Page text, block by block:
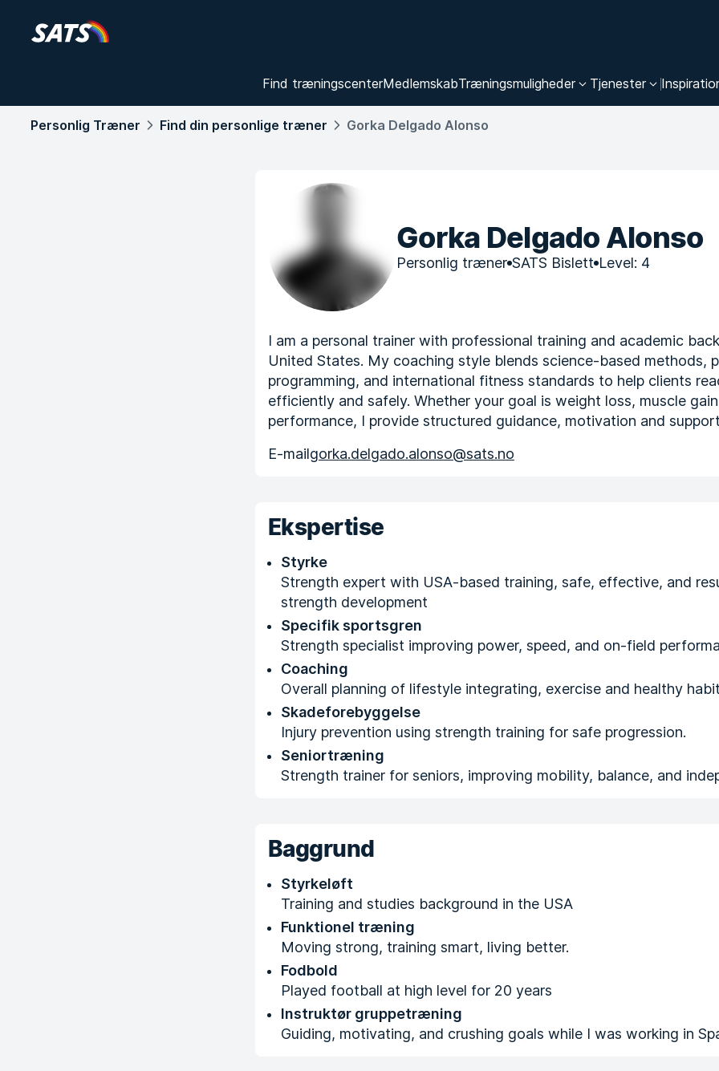
Find træningscenterMedlemskabTræningsmuligheder Tjenester
Personlig Træner Find din personlige træner Gorka Delgado Alonso
Gorka Delgado Alonso
Personlig træner SATS Bislett Level: 4
I am a personal trainer with professional training and academic
United States. My coaching style blends science-based methods,
programming, and international fitness standards to help clients
efficiently and safely. Whether your goal is weight loss, muscle
performance, I provide structured guidance, motivation and
E-mailgorka.delgado.alonso@sats.no
Ekspertise
Styrke
Strength expert with USA-based training, safe, effective, and
strength development
Specifik sportsgren
Strength specialist improving power, speed, and on-field
Coaching
Overall planning of lifestyle integrating, exercise and healthy
Skadeforebyggelse
Injury prevention using strength training for safe progression.
Seniortræning
Strength trainer for seniors, improving mobility, balance, and
Baggrund
Styrkeløft
Training and studies background in the USA
Funktionel træning
Moving strong, training smart, living better.
Fodbold
Played football at high level for 20 years
Instruktør gruppetræning
Guiding, motivating, and crushing goals while I was working in